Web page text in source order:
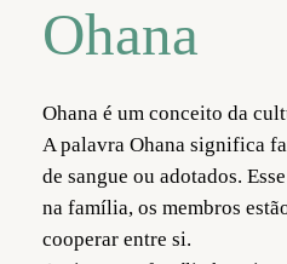
Ohana
Ohana é um conceito da
A palavra Ohana significa
de sangue ou adotados.
na família, os membros
cooperar entre si.